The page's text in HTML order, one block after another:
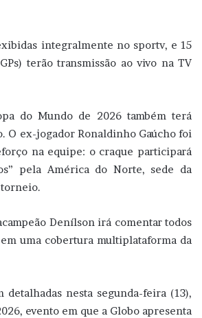
integralmente no sportv, e 15
terão transmissão ao vivo na TV
do Mundo de 2026 também terá
O ex-jogador Ronaldinho Gaúcho foi
na equipe: o craque participará
pela América do Norte, sede da
Denílson irá comentar todos
uma cobertura multiplataforma da
detalhadas nesta segunda-feira (13),
evento em que a Globo apresenta